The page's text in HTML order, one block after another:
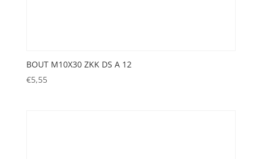
BOUT M10X30 ZKK DS A 12
€5,55